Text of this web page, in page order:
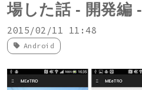
場した話 - 開発編 -
2015/02/11 11:48
Android